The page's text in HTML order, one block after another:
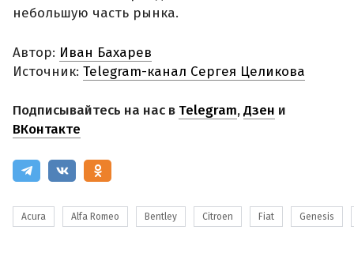
небольшую часть рынка.
Автор: Иван Бахарев
Источник: Telegram-канал Сергея Целикова
Подписывайтесь на нас в Telegram,Дзен и
ВКонтакте
Acura Alfa Romeo Bentley Citroen Fiat Genesis